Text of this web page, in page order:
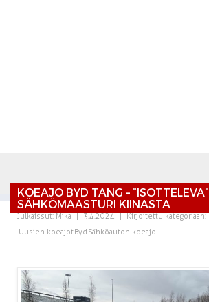
KOEAJO BYD TANG – ”ISOTTELEVA”
SÄHKÖMAASTURI KIINASTA
Julkaissut:Mika | 3.4.2024 | Kirjoitettu kategoriaan:
Uusien koeajotByd Sähköauton koeajo